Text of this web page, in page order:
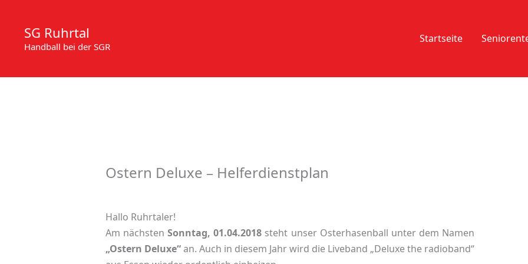
springenSG Ruhrtal
Handball bei der SGR
Startseite
Ostern Deluxe – Helferdienstplan
Hallo Ruhrtaler!
Am nächstenSonntag, 01.04.2018 steht unser Osterhasenball unter dem Namen
„Ostern Deluxe“an. Auch in diesem Jahr wird die Liveband „Deluxe the radioband“